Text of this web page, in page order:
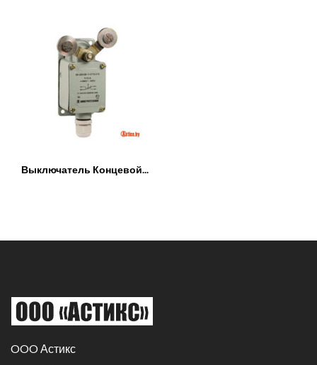
Выключатель Концевой...
OOO Астикс